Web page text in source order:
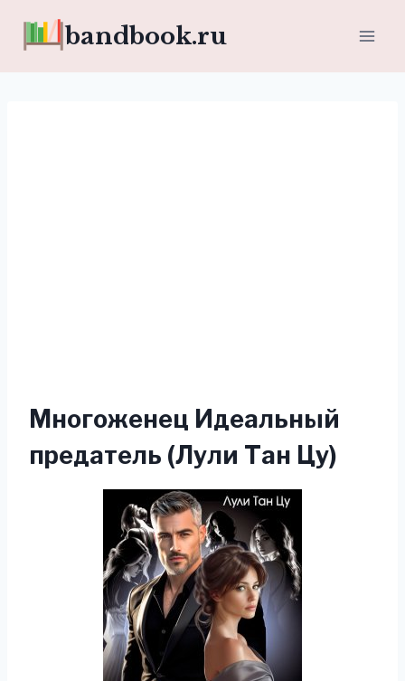
bandbook.ru
Многоженец Идеальный
предатель (Лули Тан Цу)